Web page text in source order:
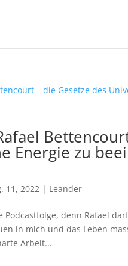
Energie zu
11, 2022 | Leander
Podcastfolge, denn Rafael
in mich und das Leben
Arbeit...